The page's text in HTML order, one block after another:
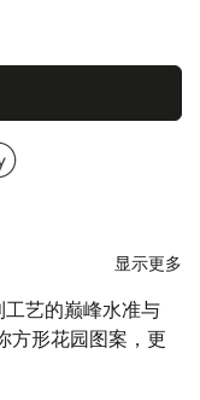
显示更多
艺的巅峰水准与
方形花园图案，更